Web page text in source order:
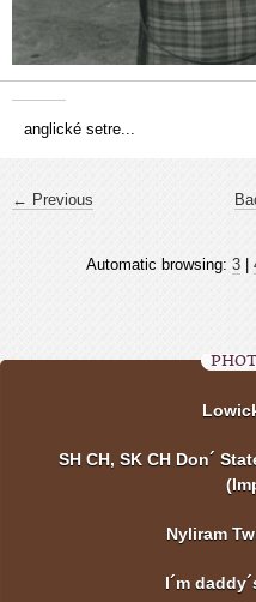
anglické setre...
← Previous
Automatic browsing: 3|
SH CH, SK CH Don´
Nyliram
I´m